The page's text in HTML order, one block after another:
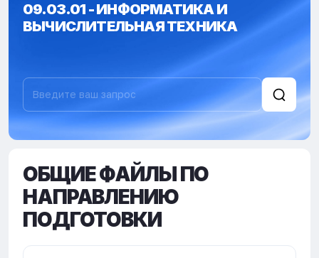
09.03.01 - ИНФОРМАТИКА И
ВЫЧИСЛИТЕЛЬНАЯ ТЕХНИКА
ОБЩИЕ ФАЙЛЫ ПО
НАПРАВЛЕНИЮ
ПОДГОТОВКИ